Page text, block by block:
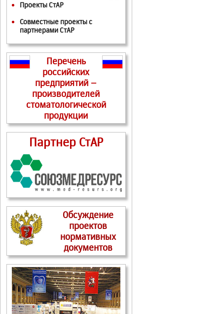
Проекты СтАР
Совместные проекты с
партнерами СтАР
Перечень
российских
предприятий –
производителей
стоматологической
продукции
Партнер СтАР
Обсуждение
проектов
нормативных
документов